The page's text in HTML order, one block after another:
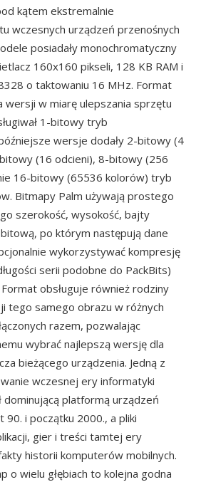
kątem ekstremalnie
wczesnych urządzeń przenośnych
posiadały monochromatyczny
160x160 pikseli, 128 KB RAM i
o taktowaniu 16 MHz. Format
wersji w miarę ulepszania sprzętu
1-bitowy tryb
wersje dodały 2-bitowy (4
(16 odcieni), 8-bitowy (256
16-bitowy (65536 kolorów) tryb
Bitmapy Palm używają prostego
szerokość, wysokość, bajty
po którym następują dane
wykorzystywać kompresję
serii podobne do PackBits)
obsługuje również rodziny
samego obrazu w różnych
razem, pozwalając
wybrać najlepszą wersję dla
bieżącego urządzenia. Jedną z
wczesnej ery informatyki
dominującą platformą urządzeń
90. i początku 2000., a pliki
gier i treści tamtej ery
historii komputerów mobilnych.
o wielu głębiach to kolejna godna